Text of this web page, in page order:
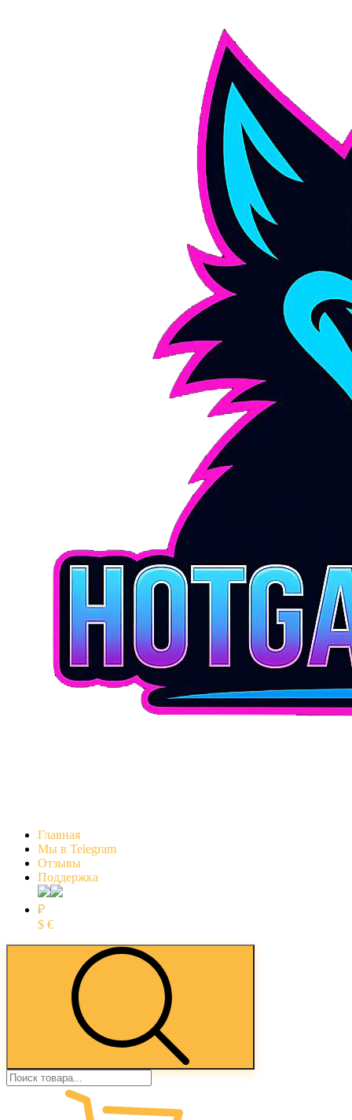
Главная
Мы в Telegram
Отзывы
Поддержка
₽
$ €